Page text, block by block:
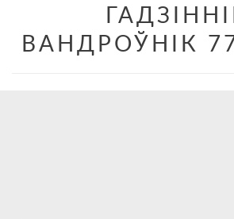
ВАНДРОЎНІК